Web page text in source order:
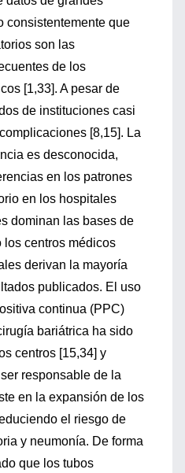
consistentemente que
son las
de los
[1,33]. A pesar de
de instituciones casi
[8,15]. La
es desconocida,
en los patrones
en los hospitales
dominan las bases de
los centros médicos
derivan la mayoría
publicados. El uso
continua (PPC)
bariátrica ha sido
centros [15,34] y
responsable de la
en la expansión de los
el riesgo de
y neumonía. De forma
que los tubos